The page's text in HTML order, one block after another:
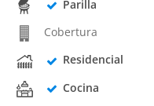
Parilla
Cobertura
Residencial
Cocina